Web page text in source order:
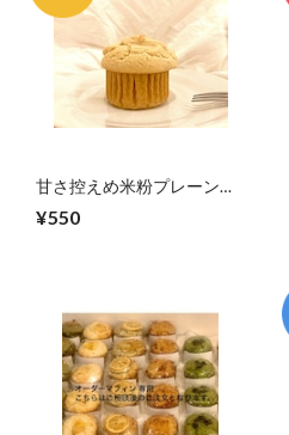
甘さ控えめ米粉プレーンマ
vegan)
¥550